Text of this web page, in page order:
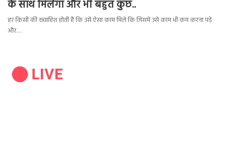
के साथ मिलेगा और भी बहुत कुछ..
हर किसी की ख्वाहिश होती है कि उसे ऐसा काम मिले कि जिसमें उसे काम भी कम करना पड़े
और…